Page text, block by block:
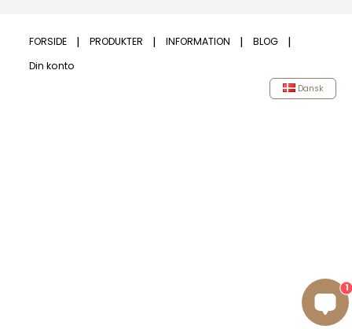
FORSIDE PRODUKTER INFORMATION
BLOG
Din konto
Dansk
1